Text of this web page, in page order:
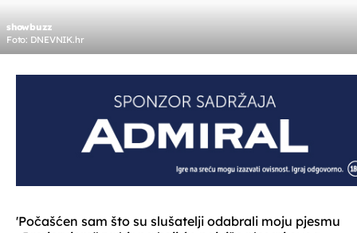
showbuzz
Foto: DNEVNIK.hr
'Počašćen sam što su slušatelji odabrali moju pjesmu